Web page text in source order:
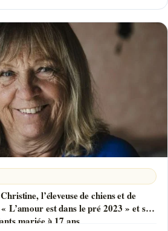
l’éleveuse de chiens et de
L’amour est dans le pré 2023 » et sa
mariée à 17 ans